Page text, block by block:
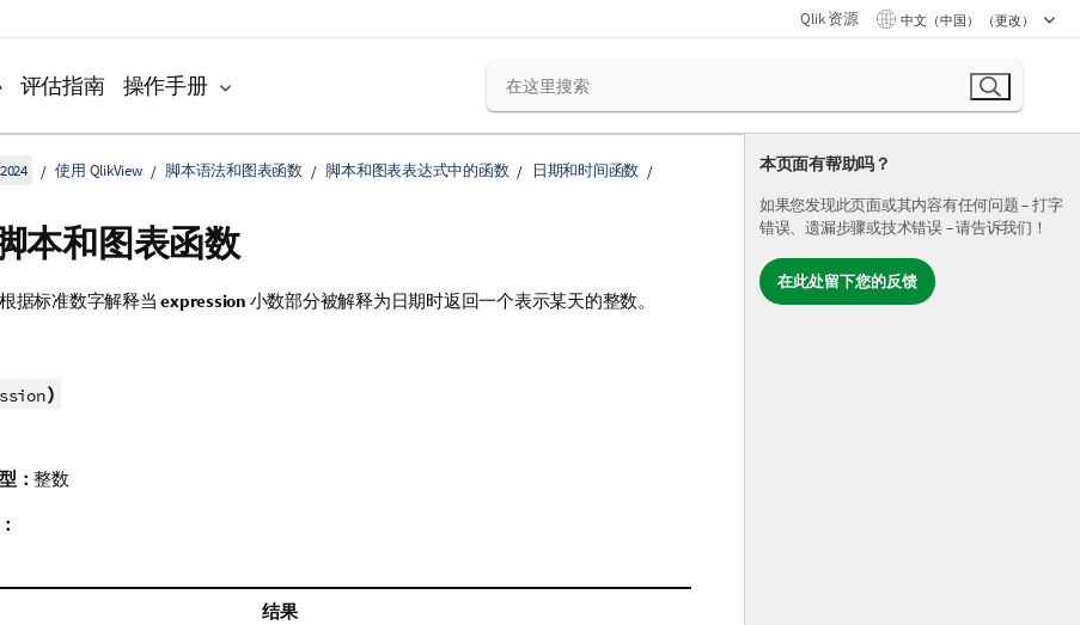
Qlik 资源 中文（中国） （更改）
评估指南 操作手册
本页面有帮助吗？
如果您发现此页面或其内容有任何问题 – 打字
错误、遗漏步骤或技术错误 – 请告诉我们！
在此处留下您的反馈
使用 QlikView 脚本语法和图表函数 脚本和图表表达式中的函数 日期和时间函数
本和图表函数
据标准数字解释当expression 小数部分被解释为日期时返回一个表示某天的整数。
)
：整数
结果